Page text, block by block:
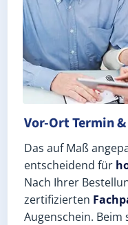
Vor-Ort Termin
Das auf Maß
entscheidend für
Nach Ihrer
zertifizierten
Augenschein.